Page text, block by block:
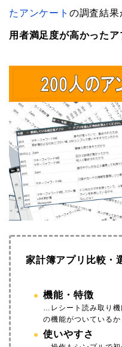
たアンケート の調査結
用者満足度が高かったア
家計簿アプリ比較・
機能・特徴
…レシート読み取り機
の機能がついているか
使いやすさ